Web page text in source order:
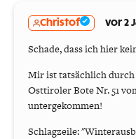
Christof vor 2
Schade, dass ich hier
Mir ist tatsächlich
Osttiroler Bote Nr. 51
untergekommen!
Schlagzeile: